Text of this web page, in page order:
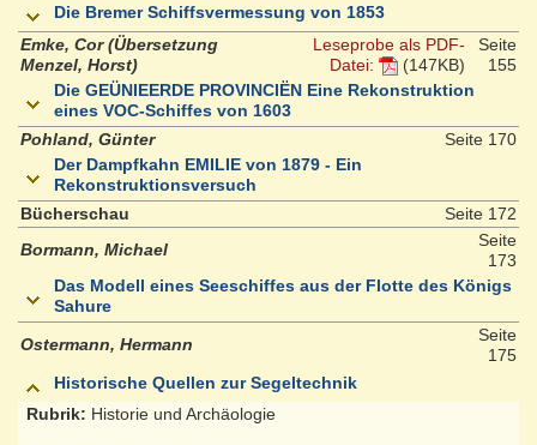
Die Bremer Schiffsvermessung von 1853
Emke, Cor (Übersetzung
Menzel, Horst)
Leseprobe als PDF-
Datei:
(147KB)
Seite
155
Die GEÜNIEERDE PROVINCIËN Eine Rekonstruktion
eines VOC-Schiffes von 1603
Pohland, Günter
Seite 170
Der Dampfkahn EMILIE von 1879 - Ein
Rekonstruktionsversuch
Bücherschau
Seite 172
Bormann, Michael
Seite
173
Das Modell eines Seeschiffes aus der Flotte des Königs
Sahure
Ostermann, Hermann
Seite
175
Historische Quellen zur Segeltechnik
Rubrik: Historie und Archäologie